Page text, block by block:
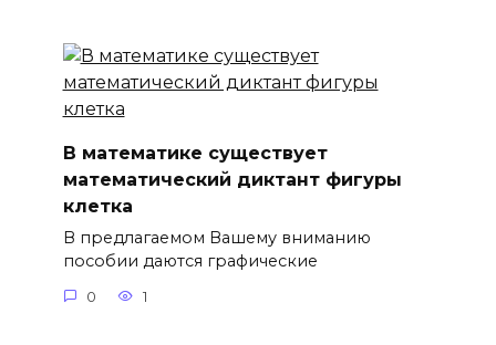
В математике существует
математический диктант фигуры
клетка
В предлагаемом Вашему вниманию
пособии даются графические
0 1